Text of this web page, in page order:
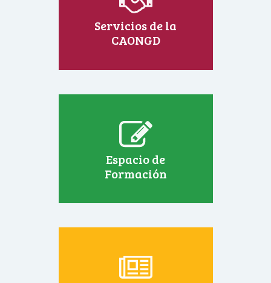
Servicios de la
CAONGD
Espacio de
Formación